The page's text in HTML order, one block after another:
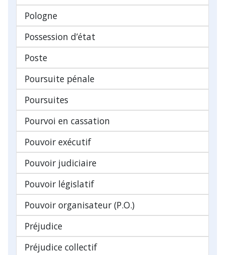
Pologne
Possession d’état
Poste
Poursuite pénale
Poursuites
Pourvoi en cassation
Pouvoir exécutif
Pouvoir judiciaire
Pouvoir législatif
Pouvoir organisateur (P.O.)
Préjudice
Préjudice collectif